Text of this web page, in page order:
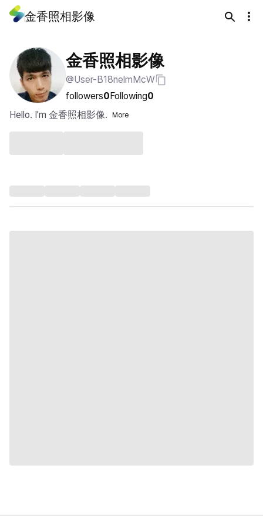
金香照相影像
金香照相影像
@User-B18nelmMcW
followers0Following0
Hello. I'm 金香照相影像.
More